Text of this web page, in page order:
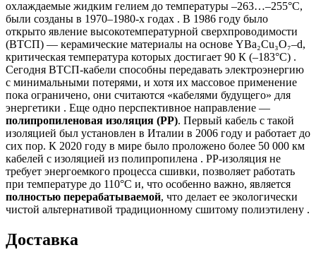
охлаждаемые жидким гелием до температуры –263…–255°C,
были созданы в 1970–1980-х годах . В 1986 году было
открыто явление высокотемпературной сверхпроводимости
(ВТСП) — керамические материалы на основе YBa₂Cu₃O₇–d,
критическая температура которых достигает 90 К (–183°C) .
Сегодня ВТСП-кабели способны передавать электроэнергию
с минимальными потерями, и хотя их массовое применение
пока ограничено, они считаются «кабелями будущего» для
энергетики . Еще одно перспективное направление —
полипропиленовая изоляция (PP). Первый кабель с такой
изоляцией был установлен в Италии в 2006 году и работает до
сих пор. К 2020 году в мире было проложено более 50 000 км
кабелей с изоляцией из полипропилена . PP-изоляция не
требует энергоемкого процесса сшивки, позволяет работать
при температуре до 110°C и, что особенно важно, является
полностью перерабатываемой, что делает ее экологически
чистой альтернативой традиционному сшитому полиэтилену .
Доставка